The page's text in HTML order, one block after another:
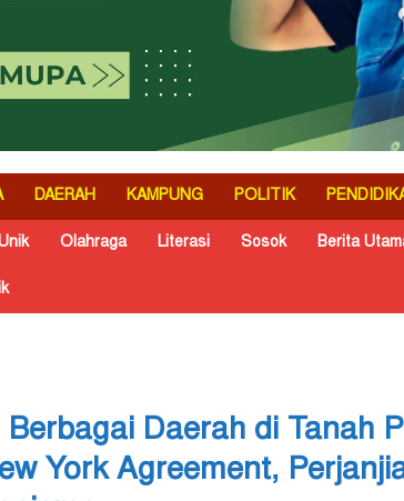
DAERAH KAMPUNG POLITIK
Olahraga Literasi Sosok Berita
Daerah di Tanah
York Agreement,